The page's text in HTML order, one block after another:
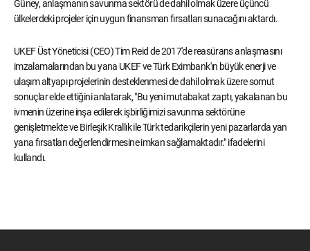
Güney, anlaşmanın savunma sektörü de dahil olmak üzere üçüncü
ülkelerdeki projeler için uygun finansman fırsatları sunacağını aktardı.
UKEF Üst Yöneticisi (CEO) Tim Reid de 2017'de reasürans anlaşmasını
imzalamalarından bu yana UKEF ve Türk Eximbank'ın büyük enerji ve
ulaşım altyapı projelerinin desteklenmesi de dahil olmak üzere somut
sonuçlar elde ettiğini anlatarak, "Bu yeni mutabakat zaptı, yakalanan bu
ivmenin üzerine inşa edilerek işbirliğimizi savunma sektörüne
genişletmekte ve Birleşik Krallık ile Türk tedarikçilerin yeni pazarlarda yan
yana fırsatları değerlendirmesine imkan sağlamaktadır." ifadelerini
kullandı.